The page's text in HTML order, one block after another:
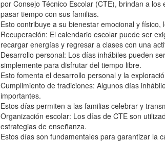
por Consejo Técnico Escolar (CTE), brindan a
pasar tiempo con sus familias.
Esto contribuye a su bienestar emocional y
Recuperación: El calendario escolar puede ser
recargar energías y regresar a clases con una
Desarrollo personal: Los días inhábiles pueden
simplemente para disfrutar del tiempo libre.
Esto fomenta el desarrollo personal y la
Cumplimiento de tradiciones: Algunos días
importantes.
Estos días permiten a las familias celebrar y
Organización escolar: Los días de CTE son
estrategias de enseñanza.
Estos días son fundamentales para garantizar la